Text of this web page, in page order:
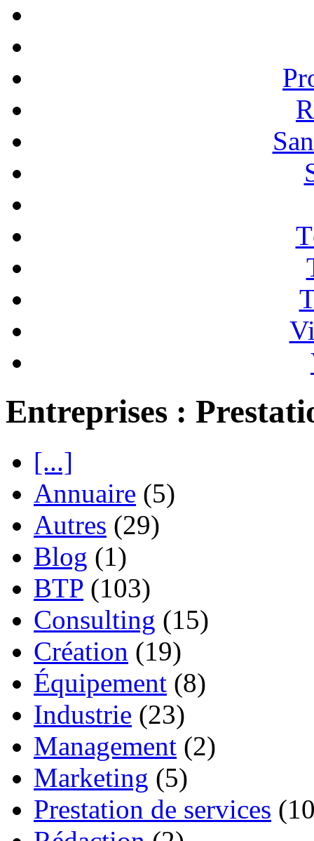
Entreprises :
[...]
Annuaire (5)
Autres (29)
Blog (1)
BTP (103)
Consulting (15)
Création (19)
Équipement (8)
Industrie (23)
Management (2)
Marketing (5)
Prestation de services